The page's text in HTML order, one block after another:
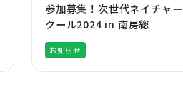
参加募集！次世代ネイチャ
クール2024 in 南房総
お知らせ